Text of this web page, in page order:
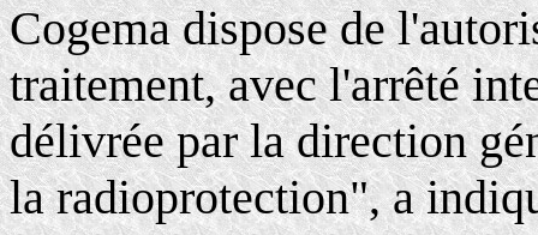
Cogema dispose de
traitement, avec l'arrêté
délivrée par la direction
la radioprotection", a